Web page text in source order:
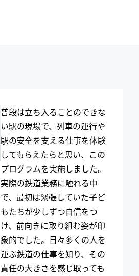
普段は立ち入ることのできな
い駅の現場で、列車の運行や
駅の安全を支える仕事を体験
してもらえたらと思い、この
プログラムを実施しました。
実際の鉄道業務に触れる中
で、最初は緊張していた子ど
もたちが少しずつ自信をつ
け、前向きに取り組む姿が印
象的でした。日々多くの人を
運ぶ鉄道の仕事を知り、その
責任の大きさを感じ取っても